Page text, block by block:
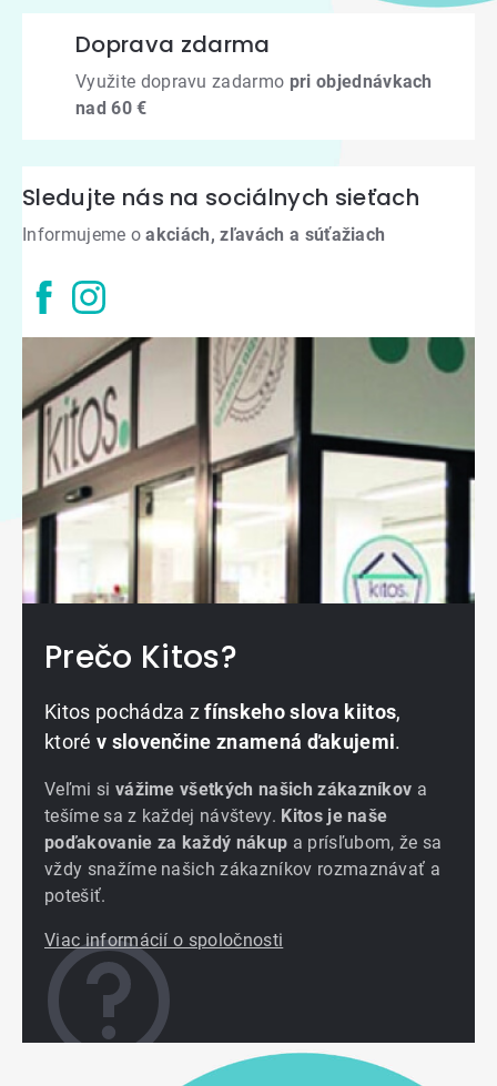
Doprava zdarma
Využite dopravu zadarmo pri objednávkach
nad 60 €
Sledujte nás na sociálnych sieťach
Informujeme oakciách, zľavách a súťažiach
Prečo Kitos?
Kitos pochádza zfínskeho slova kiitos,
ktoré v slovenčine znamená ďakujemi.
Veľmi si vážime všetkých našich zákazníkov a
tešíme sa z každej návštevy. Kitos je naše
poďakovanie za každý nákup a prísľubom, že sa
vždy snažíme našich zákazníkov rozmaznávať a
potešiť.
Viac informácií o spoločnosti